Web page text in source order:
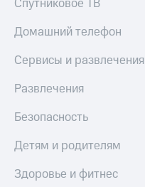
Домашний телефон
Сервисы и развлечения
Развлечения
Безопасность
Детям и родителям
Здоровье и фитнес